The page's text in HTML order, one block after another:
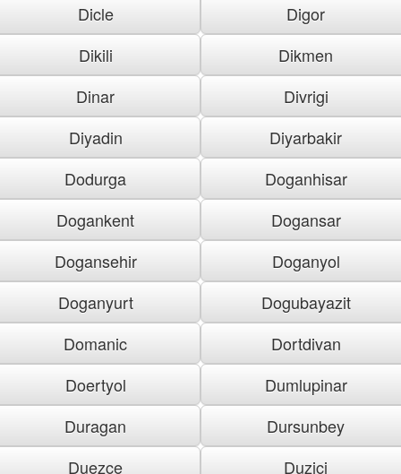
Dicle
Digor
Dikili
Dikmen
Dinar
Divrigi
Diyadin
Diyarbakir
Dodurga
Doganhisar
Dogankent
Dogansar
Dogansehir
Doganyol
Doganyurt
Dogubayazit
Domanic
Dortdivan
Doertyol
Dumlupinar
Duragan
Dursunbey
Duezce
Duzici